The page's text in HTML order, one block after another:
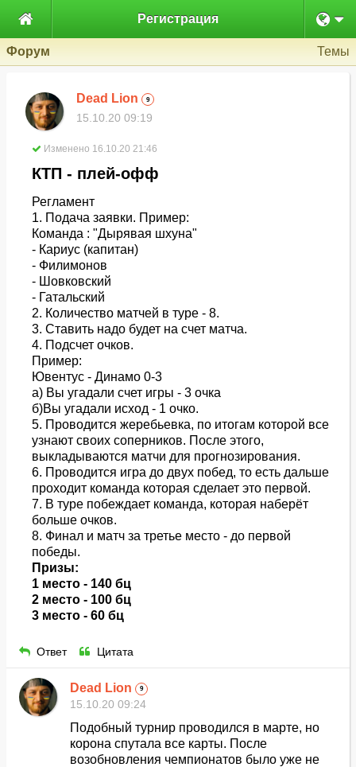
 Регистрация
Форум Темы
Dead Lion 9
15.10.20 09:19
Изменено 16.10.20 21:46
КТП - плей-офф
Регламент
1. Подача заявки. Пример:
Команда : "Дырявая шхуна"
- Кариус (капитан)
- Филимонов
- Шовковский
- Гатальский
2. Количество матчей в туре - 8.
3. Ставить надо будет на счет матча.
4. Подсчет очков.
Пример:
Ювентус - Динамо 0-3
а) Вы угадали счет игры - 3 очка
б)Вы угадали исход - 1 очко.
5. Проводится жеребьевка, по итогам которой все
узнают своих соперников. После этого,
выкладываются матчи для прогнозирования.
6. Проводится игра до двух побед, то есть дальше
проходит команда которая сделает это первой.
7. В туре побеждает команда, которая наберёт
больше очков.
8. Финал и матч за третье место - до первой
победы.
Призы:
1 место - 140 бц
2 место - 100 бц
3 место - 60 бц
Ответ Цитата
Dead Lion 9
15.10.20 09:24
Подобный турнир проводился в марте, но
корона спутала все карты. После
возобновления чемпионатов было уже не